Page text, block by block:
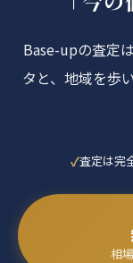
Base-upの査定
タと、地域を歩
査定は完
相